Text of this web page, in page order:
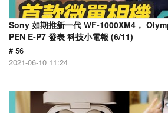
Sony 如期推新一代 WF-1000XM4，
PEN E-P7 發表 科技小電報 (6/11)
# 56
2021-06-10 11:24